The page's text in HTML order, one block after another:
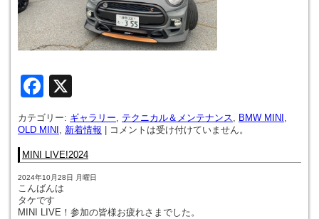
Facebook
カテゴリー: ギャラリー テクニカル＆メンテナンス BMW MINI
OLD MINI
新着情報 | コメントは受け付けていません。
MINI LIVE!2024
2024年10月28日 月曜日
こんばんは
タケです
MINI LIVE！参加の皆様お疲れさまでした。